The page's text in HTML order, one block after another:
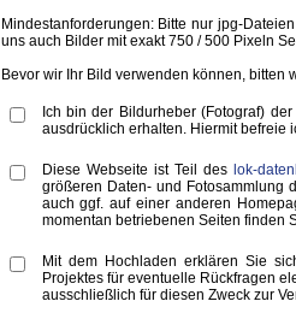
Mindestanforderungen: Bitte nur jpg-
uns auch Bilder mit exakt 750 / 500 Pixeln
Bevor wir Ihr Bild verwenden können, bitten
Ich bin der Bildurheber (Fotograf)
ausdrücklich erhalten. Hiermit befreie
Diese Webseite ist Teil des lok-
größeren Daten- und Fotosammlung
auch ggf. auf einer anderen
momentan betriebenen Seiten finden
Mit dem Hochladen erklären Sie
Projektes für eventuelle Rückfragen
ausschließlich für diesen Zweck zur